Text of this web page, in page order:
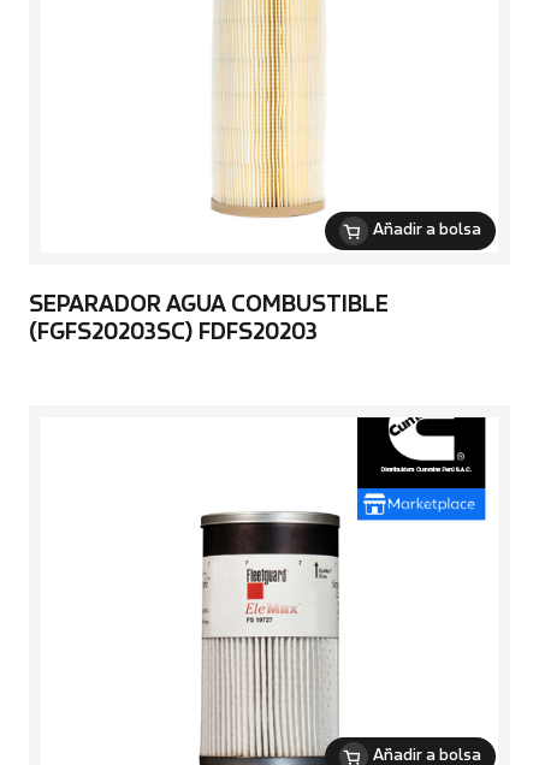
Añadir a bolsa
SEPARADOR AGUA COMBUSTIBLE
(FGFS20203SC) FDFS20203
Añadir a bolsa